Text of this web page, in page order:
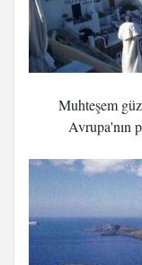
Muhteşem
Avrupa'nın